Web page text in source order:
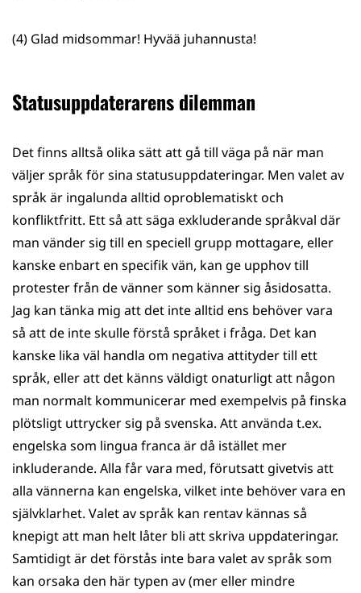
(4) Glad midsommar! Hyvää juhannusta!
Statusuppdaterarens dilemman
Det finns alltså olika sätt att gå till väga på när man
väljer språk för sina statusuppdateringar. Men valet av
språk är ingalunda alltid oproblematiskt och
konfliktfritt. Ett så att säga exkluderande språkval där
man vänder sig till en speciell grupp mottagare, eller
kanske enbart en specifik vän, kan ge upphov till
protester från de vänner som känner sig åsidosatta.
Jag kan tänka mig att det inte alltid ens behöver vara
så att de inte skulle förstå språket i fråga. Det kan
kanske lika väl handla om negativa attityder till ett
språk, eller att det känns väldigt onaturligt att någon
man normalt kommunicerar med exempelvis på finska
plötsligt uttrycker sig på svenska. Att använda t.ex.
engelska som lingua franca är då istället mer
inkluderande. Alla får vara med, förutsatt givetvis att
alla vännerna kan engelska, vilket inte behöver vara en
självklarhet. Valet av språk kan rentav kännas så
knepigt att man helt låter bli att skriva uppdateringar.
Samtidigt är det förstås inte bara valet av språk som
kan orsaka den här typen av (mer eller mindre